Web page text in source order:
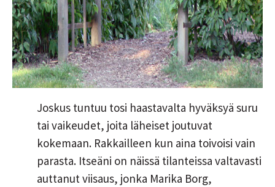
Joskus tuntuu tosi haastavalta hyväksyä suru
tai vaikeudet, joita läheiset joutuvat
kokemaan. Rakkailleen kun aina toivoisi vain
parasta. Itseäni on näissä tilanteissa valtavasti
auttanut viisaus, jonka Marika Borg,